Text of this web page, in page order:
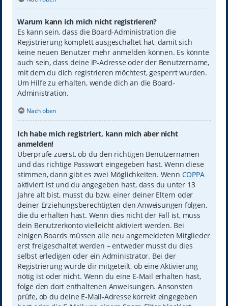
Warum kann ich mich nicht registrieren?
Es kann sein, dass die Board-Administration die
Registrierung komplett ausgeschaltet hat, damit sich
keine neuen Benutzer mehr anmelden können. Es könnte
auch sein, dass deine IP-Adresse oder der Benutzername,
mit dem du dich registrieren möchtest, gesperrt wurden.
Um Hilfe zu erhalten, wende dich an die Board-
Administration.
Nach oben
Ich habe mich registriert, kann mich aber nicht
anmelden!
Überprüfe zuerst, ob du den richtigen Benutzernamen
und das richtige Passwort eingegeben hast. Wenn diese
stimmen, dann gibt es zwei Möglichkeiten. Wenn COPPA
aktiviert ist und du angegeben hast, dass du unter 13
Jahre alt bist, musst du bzw. einer deiner Eltern oder
deiner Erziehungsberechtigten den Anweisungen folgen,
die du erhalten hast. Wenn dies nicht der Fall ist, muss
dein Benutzerkonto vielleicht aktiviert werden. Bei
einigen Boards müssen alle neu angemeldeten Mitglieder
erst freigeschaltet werden – entweder musst du dies
selbst erledigen oder ein Administrator. Bei der
Registrierung wurde dir mitgeteilt, ob eine Aktivierung
nötig ist oder nicht. Wenn du eine E-Mail erhalten hast,
folge den dort enthaltenen Anweisungen. Ansonsten
prüfe, ob du deine E-Mail-Adresse korrekt eingegeben